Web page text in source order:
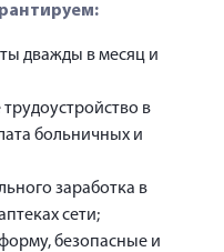
дважды в месяц и
в
больничных и
заработка в
сети;
безопасные и